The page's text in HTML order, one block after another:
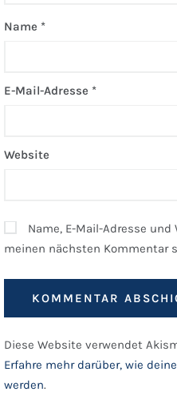
Name *
E-Mail-Adresse *
Website
Name, E-Mail-Adresse
meinen nächsten Kommentar
Diese Website verwendet
Erfahre mehr darüber, wie
werden.